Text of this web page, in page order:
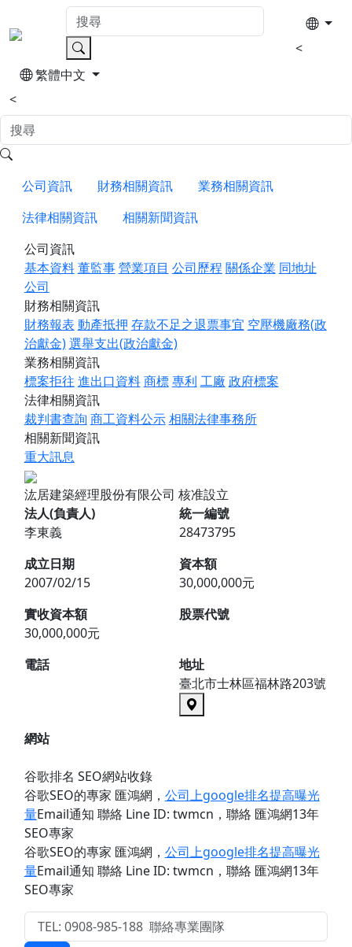
<
繁體中文
<
公司資訊 財務相關資訊
業務相關資訊
法律相關資訊
相關新聞資訊
公司資訊
基本資料董監事營業項目 公司歷程 關係企業 同地址
公司
財務相關資訊
財務報表 動產抵押 存款不足之退票事宜 空壓機廠務(政
治獻金)選舉支出(政治獻金)
業務相關資訊
標案拒往 進出口資料商標專利 工廠 政府標案
法律相關資訊
裁判書查詢 商工資料公示相關法律事務所
相關新聞資訊
重大訊息
汯居建築經理股份有限公司 核准設立
法人(負責人)
李東義
統一編號
28473795
成立日期
2007/02/15
資本額
30,000,000元
實收資本額
30,000,000元
股票代號
電話
地址
臺北市士林區福林路203號
網站
谷歌排名 SEO網站收錄
谷歌SEO的專家 匯鴻網 ， 公司上google排名提高曝光
量Email通知 聯絡 Line ID: twmcn ，聯絡 匯鴻網13年
SEO專家
谷歌SEO的專家 匯鴻網 ， 公司上google排名提高曝光
量Email通知 聯絡 Line ID: twmcn ，聯絡 匯鴻網13年
SEO專家